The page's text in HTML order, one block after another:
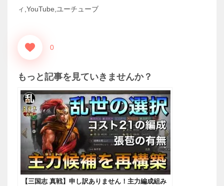
ィ,YouTube,ユーチューブ
0
もっと記事を見ていきませんか？
【三国志 真戦】申し訳ありません！主力編成組み